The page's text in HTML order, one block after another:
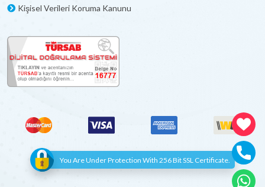
Kişisel Verileri Koruma Kanunu
You Are Under Protection With 256 Bit SSL Certificate.